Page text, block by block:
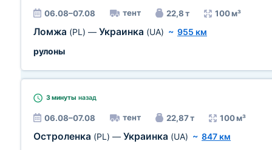
06.08–07.08 тент 22,8 т 100 м³
Ломжа (PL) — Украинка (UA) ~ 955 км
рулоны
3 минуты назад
06.08–07.08 тент 22,87 т 100 м³
Остроленка (PL) — Украинка (UA) ~ 847 км